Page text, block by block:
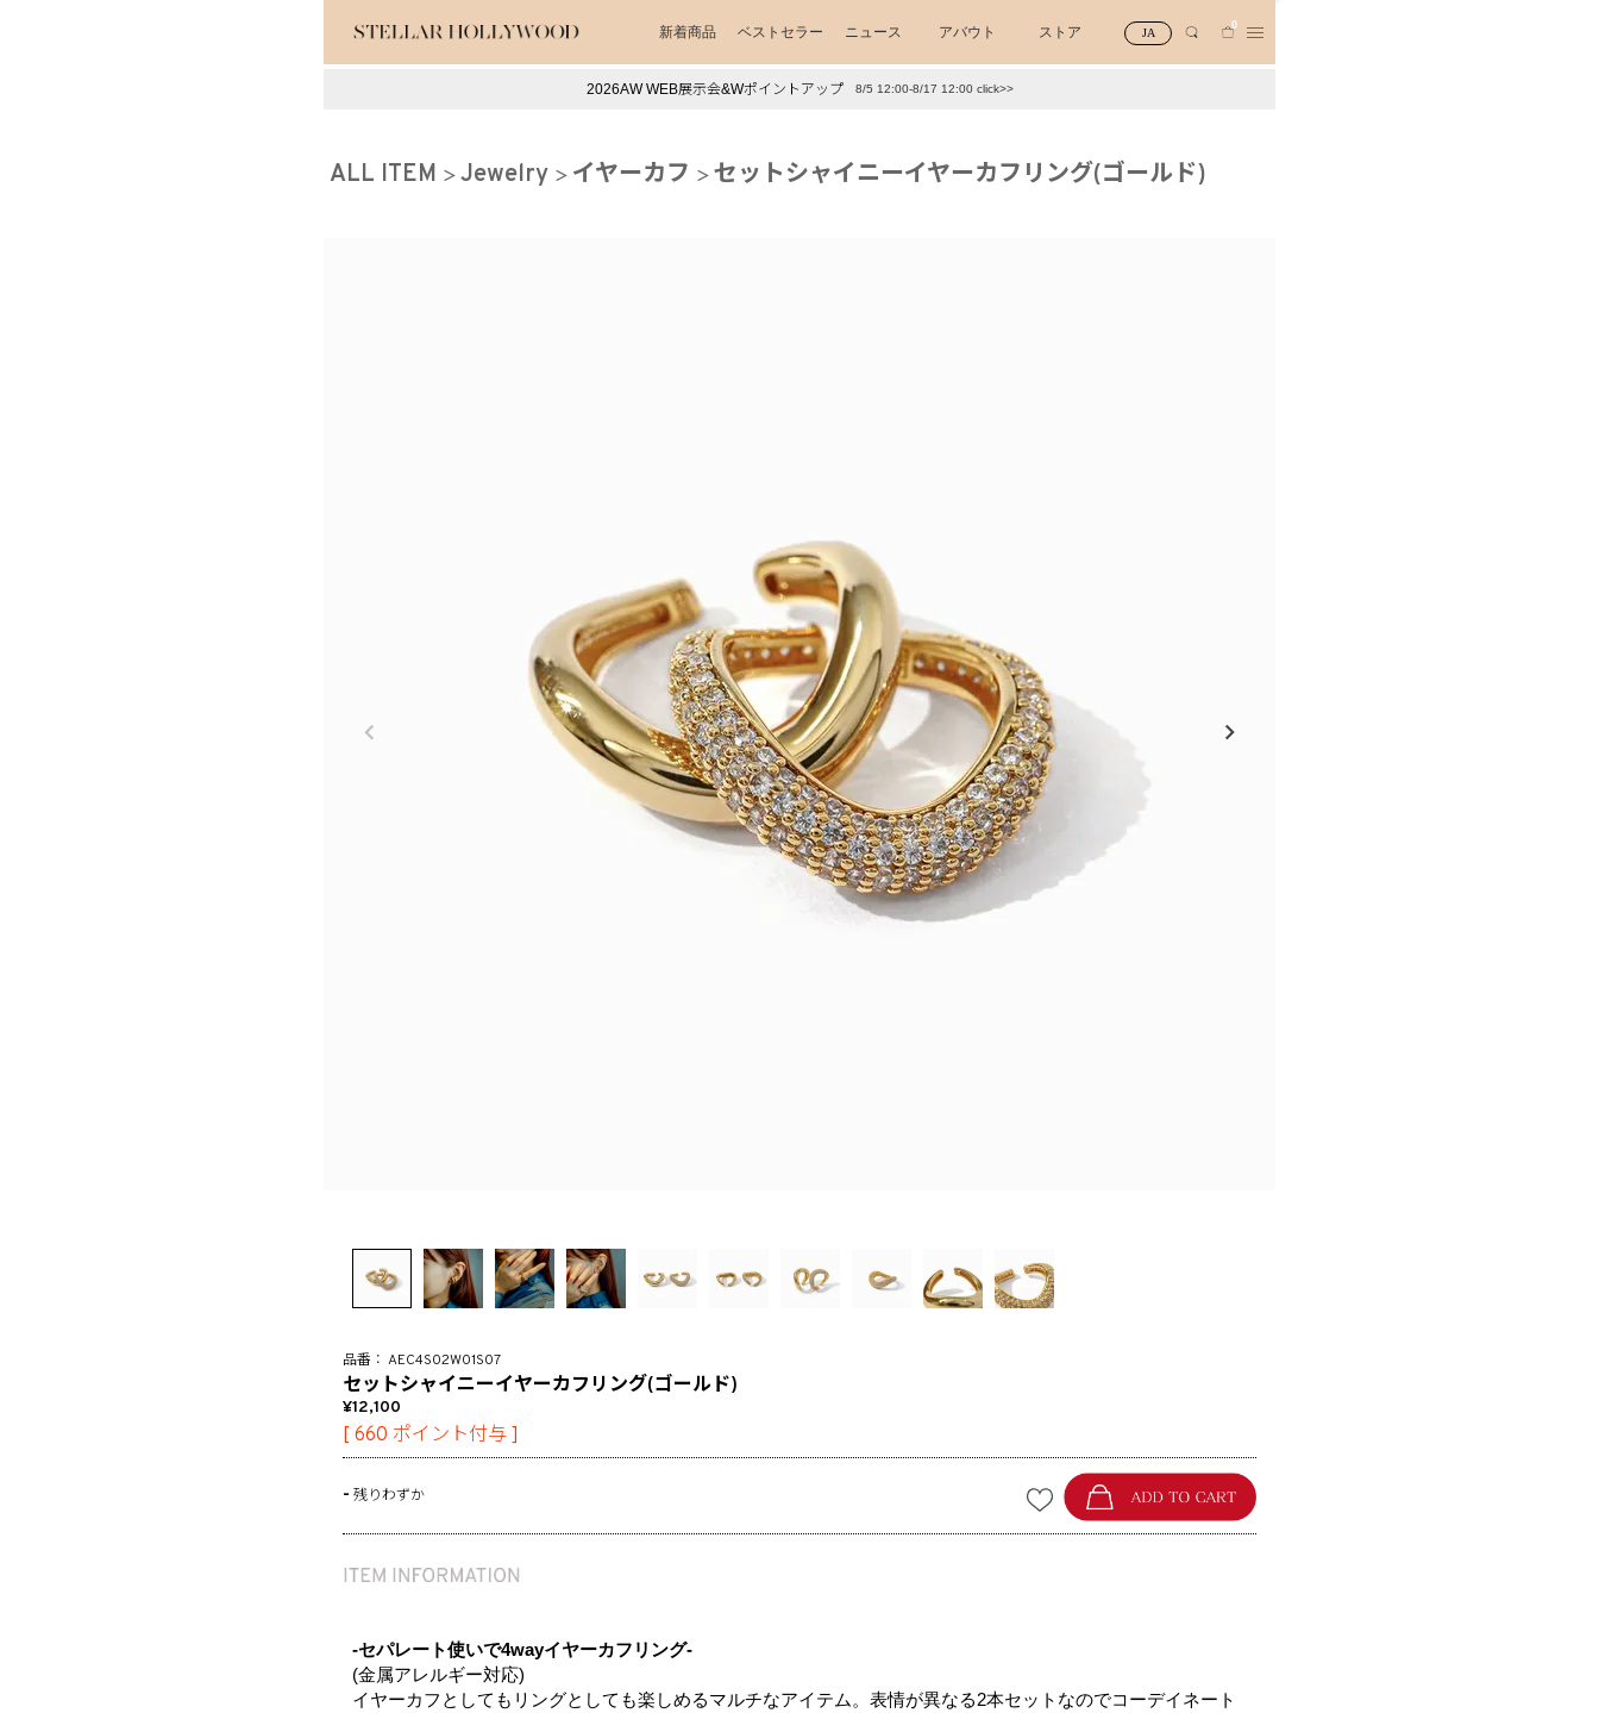
新着商品 ベストセラー ニュース アバウト ストア JA
0
#スタッフイチ押し（通勤パールアクセ） ＃写真映えアクセ
2026AW WEB展示会&Wポイントアップ 8/5 12:00-8/17 12:00 click>>
ALL ITEM Jewelry イヤーカフ セットシャイニーイヤーカフリング(ゴールド)
AEC4S02W01S07
セットシャイニーイヤーカフリング(ゴールド)
12,100
[ 660 ポイント付与 ]
- 残りわずか
-セパレート使いで4wayイヤーカフリング-
(金属アレルギー対応)
イヤーカフとしてもリングとしても楽しめるマルチなアイテム。表情が異なる2本セットなのでコーデイネート